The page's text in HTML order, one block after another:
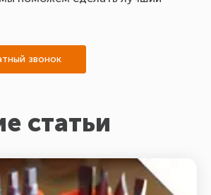
звонок
статьи